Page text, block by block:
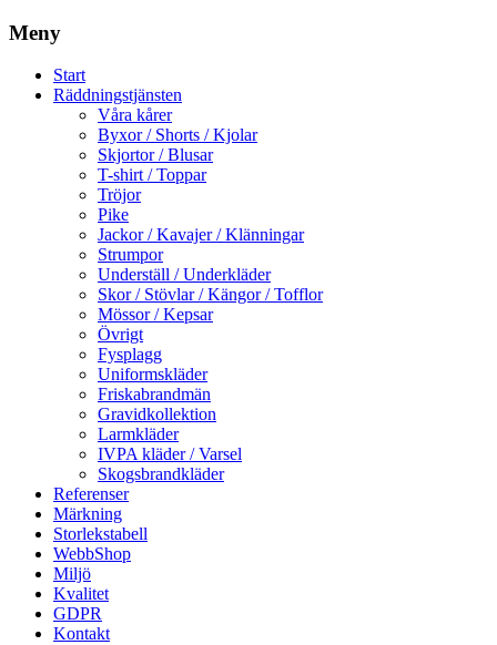
Meny
Start
Räddningstjänsten
Våra kårer
Byxor / Shorts / Kjolar
Skjortor / Blusar
T-shirt / Toppar
Tröjor
Pike
Jackor / Kavajer / Klänningar
Strumpor
Underställ / Underkläder
Skor / Stövlar / Kängor / Tofflor
Mössor / Kepsar
Övrigt
Fysplagg
Uniformskläder
Friskabrandmän
Gravidkollektion
Larmkläder
IVPA kläder / Varsel
Skogsbrandkläder
Referenser
Märkning
Storlekstabell
WebbShop
Miljö
Kvalitet
GDPR
Kontakt